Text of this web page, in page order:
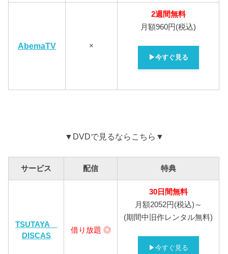
AbemaTV ×
2週間無料
月額960円(税込)
▶今すぐ見る
▼DVDで見るならこちら▼
サービス 配信 特典
TSUTAYA
DISCAS
借り放題 ◎
30日間無料
月額2052円(税込)～
(期間中旧作レンタル無料)
▶今すぐ見る